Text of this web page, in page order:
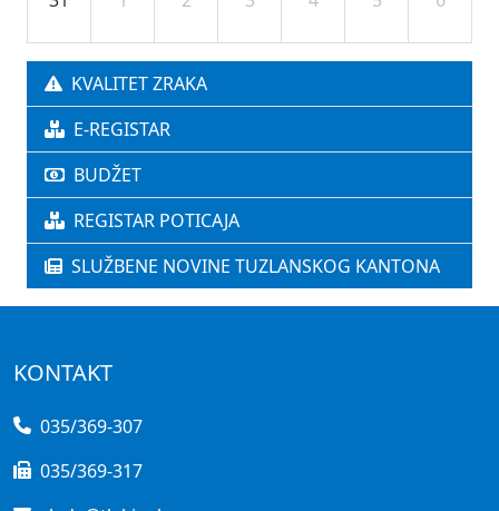
KVALITET ZRAKA
E-REGISTAR
BUDŽET
REGISTAR POTICAJA
SLUŽBENE NOVINE TUZLANSKOG KANTONA
KONTAKT
035/369-307
035/369-317